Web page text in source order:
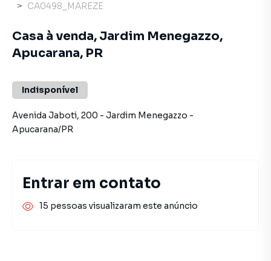
CA0498_MAREZE
Casa à venda, Jardim Menegazzo,
Apucarana, PR
Indisponível
Avenida Jaboti, 200 - Jardim Menegazzo -
Apucarana/PR
Entrar em contato
15 pessoas visualizaram este anúncio